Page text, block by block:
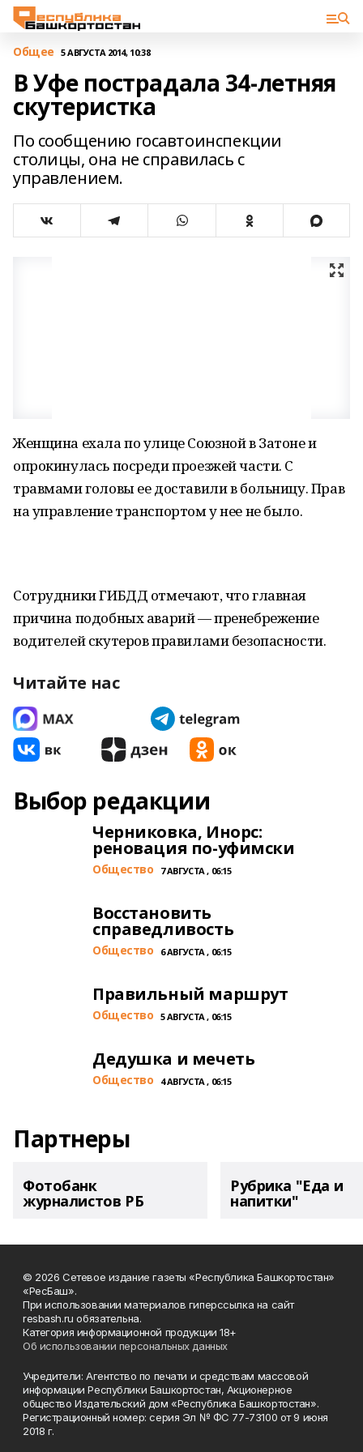
Общее 5 АВГУСТА 2014, 10:38
В Уфе пострадала 34-летняя
скутеристка
По сообщению госавтоинспекции
столицы, она не справилась с
управлением.
Женщина ехала по улице Союзной в Затоне и
опрокинулась посреди проезжей части. С
травмами головы ее доставили в больницу. Прав
на управление транспортом у нее не было.
Сотрудники ГИБДД отмечают, что главная
причина подобных аварий — пренебрежение
водителей скутеров правилами безопасности.
Читайте нас
Выбор редакции
Черниковка, Инорс:
реновация по-уфимски
Общество 7 АВГУСТА , 06:15
Восстановить
справедливость
Общество 6 АВГУСТА , 06:15
Правильный маршрут
Общество 5 АВГУСТА , 06:15
Дедушка и мечеть
Общество 4 АВГУСТА , 06:15
Партнеры
Фотобанк
журналистов РБ
Рубрика "Еда и
напитки"
© 2026 Сетевое издание газеты «Республика Башкортостан»
«РесБаш».
При использовании материалов гиперссылка на сайт
resbash.ru обязательна.
Категория информационной продукции 18+
Об использовании персональных данных
Учредители: Агентство по печати и средствам массовой
информации Республики Башкортостан, Акционерное
общество Издательский дом «Республика Башкортостан».
Регистрационный номер: серия Эл № ФС 77-73100 от 9 июня
2018 г.